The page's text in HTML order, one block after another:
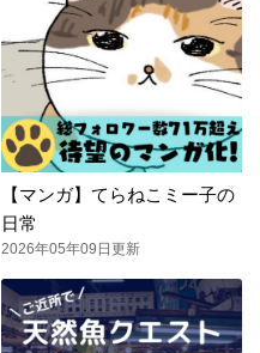
【マンガ】てらねこミー子の
日常
2026年05年09日更新